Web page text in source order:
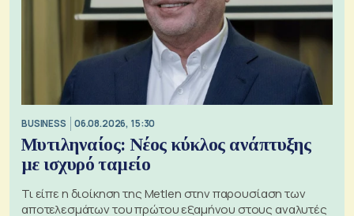
BUSINESS 06.08.2026, 15:30
Μυτιληναίος: Νέος κύκλος ανάπτυξης
με ισχυρό ταμείο
Τι είπε η διοίκηση της Metlen στην παρουσίαση των
αποτελεσμάτων του πρώτου εξαμήνου στους αναλυτές